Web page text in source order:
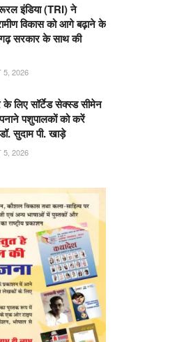
इंडिया (TRI) ने
विकास को आगे बढ़ाने के
सरकार के साथ की
5, 2026
लिए सॉर्टेड सेक्स्ड सीमेन
पशुपालकों को करें
सुदाम पी. खाड़े
5, 2026